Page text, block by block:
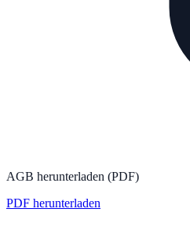
AGB herunterladen (PDF)
PDF herunterladen